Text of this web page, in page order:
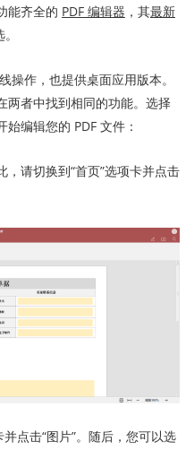
能齐全的 PDF 编辑器 ，其最新
操作，也提供桌面应用版本。
两者中找到相同的功能。选择
编辑您的 PDF 文件：
请切换到“首页”选项卡并点击
点击“图片”。随后，您可以选